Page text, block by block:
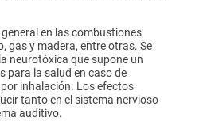
en las combustiones
gas y madera, entre otras. Se
neurotóxica que supone un
para la salud en caso de
inhalación. Los efectos
tanto en el sistema nervioso
auditivo.